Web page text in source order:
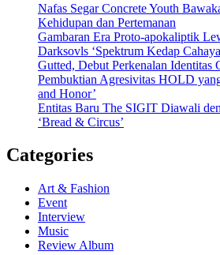
Nafas Segar Concrete Youth
Kehidupan dan Pertemanan
Gambaran Era Proto-apokaliptik
Darksovls ‘Spektrum Kedap
Gutted, Debut Perkenalan Identitas
Pembuktian Agresivitas HOLD
and Honor’
Entitas Baru The SIGIT Diawali
‘Bread & Circus’
Categories
Art & Fashion
Event
Interview
Music
Review Album